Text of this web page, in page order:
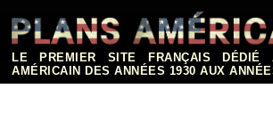
contenu
LE PREMIER SITE FRANÇAIS DÉDIÉ
AMÉRICAIN DES ANNÉES 1930 AUX